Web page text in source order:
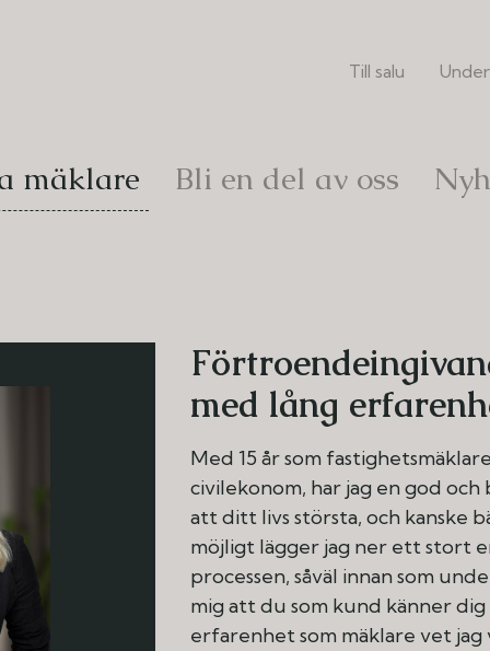
Till salu
mäklare Bli en del av oss
med lång
Med 15 år som
civilekonom, har jag en god
att ditt livs största, och kanske
möjligt lägger jag ner ett stort
processen, såväl innan som
mig att du som kund känner
erfarenhet som mäklare vet jag